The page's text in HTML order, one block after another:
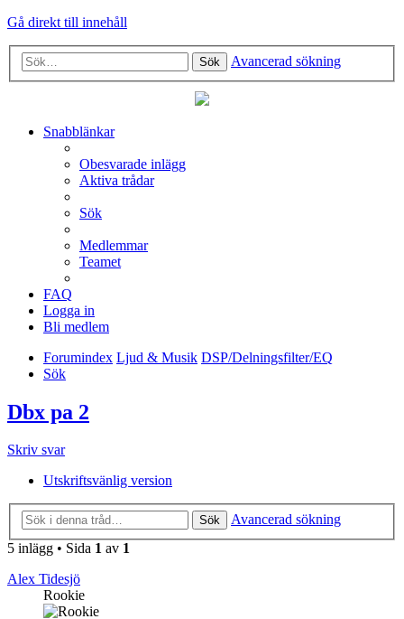
Gå direkt till innehåll
Sök Avancerad sökning
Snabblänkar
Obesvarade inlägg
Aktiva trådar
Sök
Medlemmar
Teamet
FAQ
Logga in
Bli medlem
Forumindex Ljud & Musik DSP/Delningsfilter/EQ
Sök
Dbx pa 2
Skriv svar
Utskriftsvänlig version
Sök
Avancerad sökning
5 inlägg • Sida 1 av 1
Alex Tidesjö
Rookie